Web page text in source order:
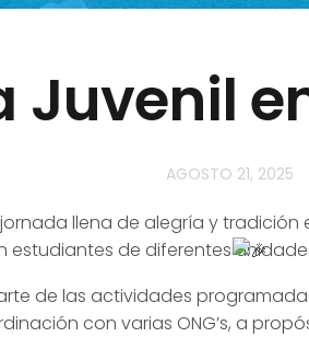
Juvenil
AGOSTO 21, 2025
llena de alegría y tradición
estudiantes de diferentes
de las actividades
con varias ONG’s, a